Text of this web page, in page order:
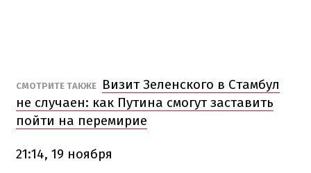
СМОТРИТЕ ТАКЖЕ
Визит Зеленского в Стамбул
не случаен: как Путина смогут заставить
пойти на перемирие
21:14, 19 ноября